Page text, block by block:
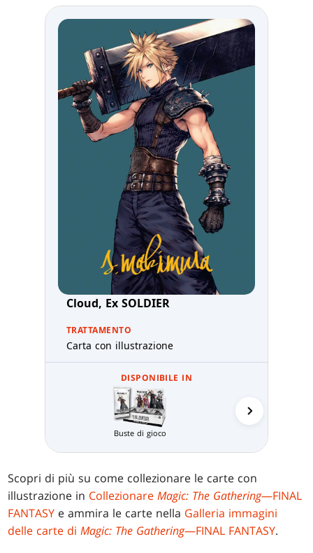
Cloud, Ex SOLDIER
TRATTAMENTO
Carta con illustrazione
DISPONIBILE IN
Buste di gioco
Scopri di più su come collezionare le carte con
illustrazione in CollezionareMagic: The Gathering—FINAL
FANTASY e ammira le carte nella Galleria immagini
delle carte diMagic: The Gathering—FINAL FANTASY.